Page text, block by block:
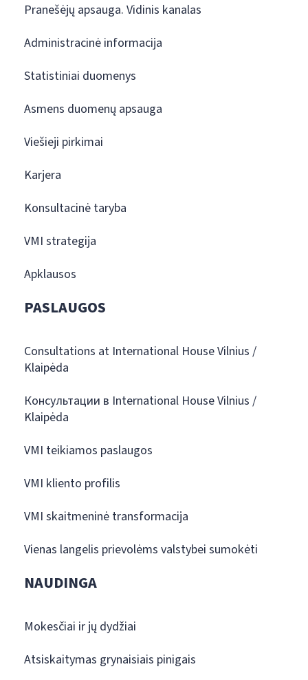
Pranešėjų apsauga. Vidinis kanalas
Administracinė informacija
Statistiniai duomenys
Asmens duomenų apsauga
Viešieji pirkimai
Karjera
Konsultacinė taryba
VMI strategija
Apklausos
PASLAUGOS
Consultations at International House Vilnius /
Klaipėda
Консультации в International House Vilnius /
Klaipėda
VMI teikiamos paslaugos
VMI kliento profilis
VMI skaitmeninė transformacija
Vienas langelis prievolėms valstybei sumokėti
NAUDINGA
Mokesčiai ir jų dydžiai
Atsiskaitymas grynaisiais pinigais